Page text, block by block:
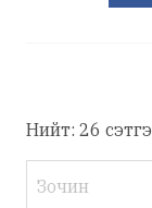
Нийт: 26